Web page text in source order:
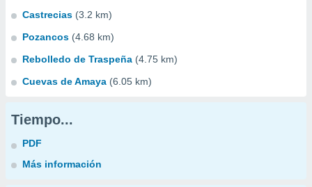
Castrecias (3.2 km)
Pozancos (4.68 km)
Rebolledo de Traspeña (4.75 km)
Cuevas de Amaya (6.05 km)
Tiempo...
PDF
Más información